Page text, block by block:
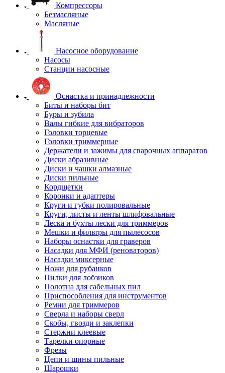
Компрессоры
Безмасляные
Масляные
Насосное оборудование
Насосы
Станции насосные
Оснастка и принадлежности
Биты и наборы бит
Буры и зубила
Валы гибкие для вибраторов
Головки торцевые
Головки триммерные
Держатели и зажимы для сварочных аппаратов
Диски абразивные
Диски и чашки алмазные
Диски пильные
Кордщетки
Коронки и адаптеры
Круги и губки полировальные
Круги, листы и ленты шлифовальные
Леска и бухты лески для триммеров
Мешки и фильтры для пылесосов
Наборы оснастки для граверов
Насадки для МФИ (реноваторов)
Насадки миксерные
Ножи для рубанков
Пилки для лобзиков
Полотна для сабельных пил
Приспособления для инструментов
Ремни для триммеров
Сверла и наборы сверл
Скобы, гвозди и заклепки
Стержни клеевые
Тарелки опорные
Фрезы
Цепи и шины пильные
Шарошки